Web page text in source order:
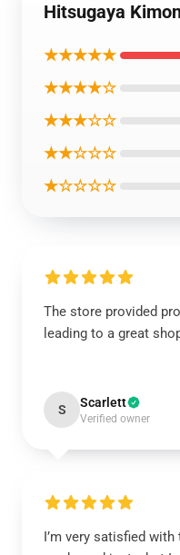
Hitsugaya
★★★★★
★★★★☆
★★★☆☆
★★☆☆☆
★☆☆☆☆
The store provided
leading to a great
S Scarlett
Verified owner
I’m very satisfied